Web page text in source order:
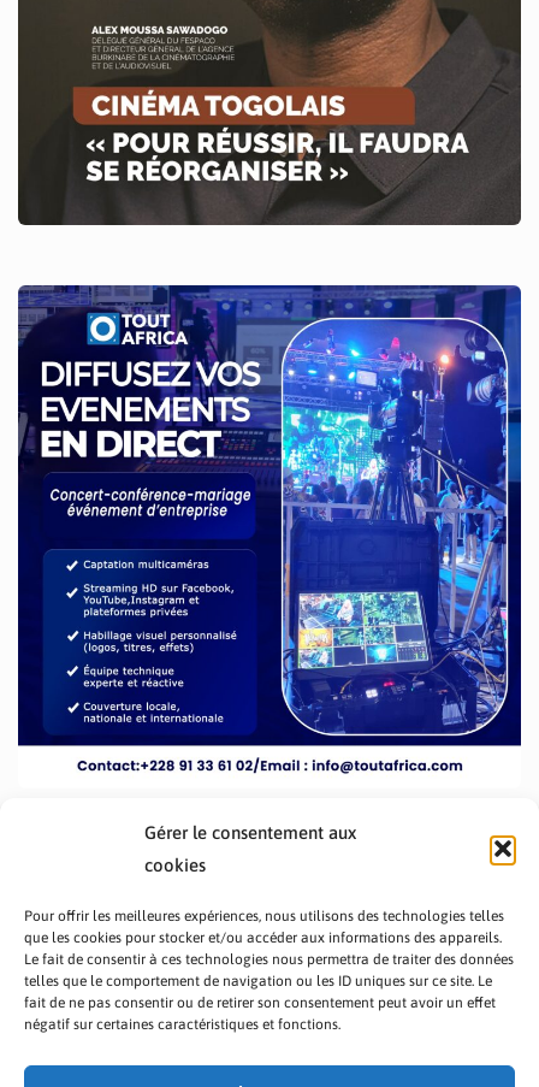
Gérer le consentement aux
cookies
Pour offrir les meilleures expériences, nous utilisons des technologies telles
que les cookies pour stocker et/ou accéder aux informations des appareils.
Le fait de consentir à ces technologies nous permettra de traiter des données
telles que le comportement de navigation ou les ID uniques sur ce site. Le
fait de ne pas consentir ou de retirer son consentement peut avoir un effet
négatif sur certaines caractéristiques et fonctions.
PRÉSENTATION TOUTAFRICA
A PROPOS